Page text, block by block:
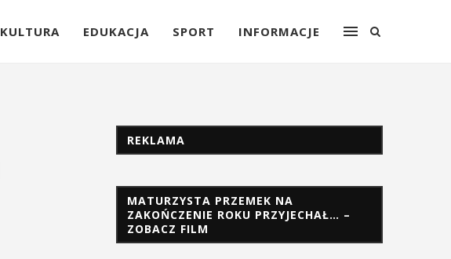
KULTURA EDUKACJA SPORT INFORMACJE
REKLAMA
MATURZYSTA PRZEMEK NA
ZAKOŃCZENIE ROKU PRZYJECHAŁ… –
ZOBACZ FILM